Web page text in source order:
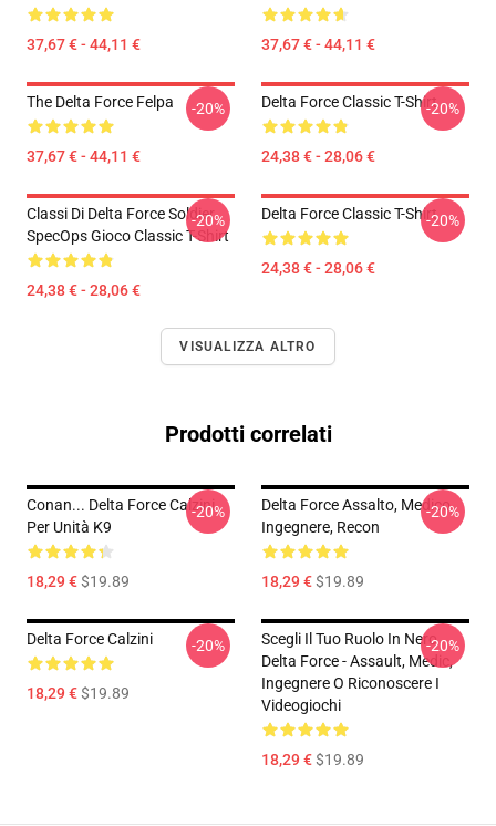
37,67 € - 44,11 € 37,67 € - 44,11 €
The Delta Force Felpa
37,67 € - 44,11 €
-20% Delta Force Classic T-Shirt
24,38 € - 28,06 €
-20%
Classi Di Delta Force Soldier
SpecOps Gioco Classic T-Shirt
24,38 € - 28,06 €
-20% Delta Force Classic T-Shirt
24,38 € - 28,06 €
-20%
VISUALIZZA ALTRO
Prodotti correlati
Conan... Delta Force Calzini
Per Unità K9
18,29 €$19.89
-20%
Delta Force Assalto, Medico,
Ingegnere, Recon
18,29 €$19.89
-20%
Delta Force Calzini
18,29 €$19.89
-20%
Scegli Il Tuo Ruolo In Nero
Delta Force - Assault, Medic,
Ingegnere O Riconoscere I
Videogiochi
18,29 €$19.89
-20%